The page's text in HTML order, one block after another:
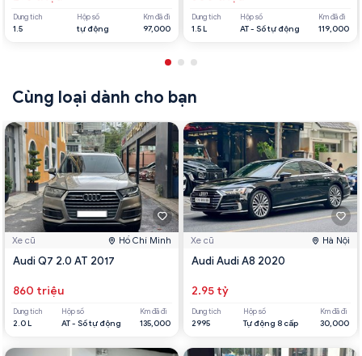
Dung tích
1.5
Hộp số
tự động
Km đã đi
97,000
Dung tích
1.5 L
Hộp số
AT - Số tự động
Km đã đi
119,000
Cùng loại dành cho bạn
Xe cũ Hồ Chí Minh
Audi Q7 2.0 AT 2017
860 triệu
Dung tích
2.0 L
Hộp số
AT - Số tự động
Km đã đi
135,000
Xe cũ Hà Nội
Audi Audi A8 2020
2.95 tỷ
Dung tích
2995
Hộp số
Tự động 8 cấp
Km đã đi
30,000